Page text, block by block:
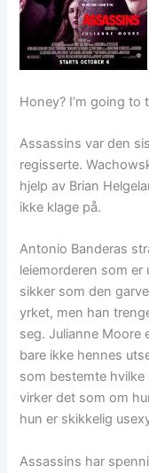
Honey? I’m going to
Assassins var den
regisserte.
hjelp av Brian
ikke klage på.
Antonio Banderas
leiemorderen som er
sikker som den
yrket, men han
seg. Julianne Moore
bare ikke hennes
som bestemte
virker det som om
hun er skikkelig
Assassins har